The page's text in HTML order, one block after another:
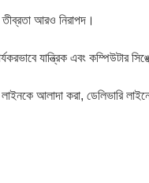
তীব্রতা আরও নিরাপদ।
যান্ত্রিক এবং কম্পিউটার
আলাদা করা, ডেলিভারি